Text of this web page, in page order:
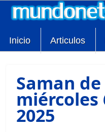
Inicio Articulos
Saman
miércoles
2025